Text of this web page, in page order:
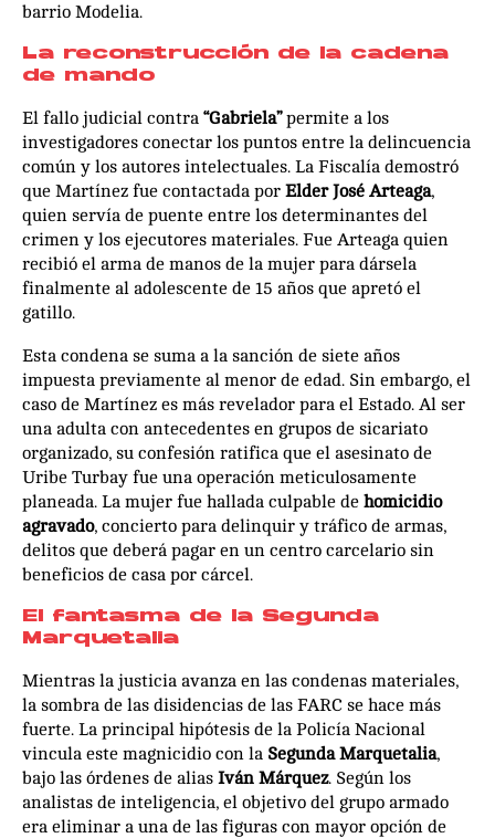
barrio Modelia.
La reconstrucción de la cadena
de mando
El fallo judicial contra “Gabriela”permite a los
investigadores conectar los puntos entre la delincuencia
común y los autores intelectuales. La Fiscalía demostró
que Martínez fue contactada por Elder José Arteaga,
quien servía de puente entre los determinantes del
crimen y los ejecutores materiales. Fue Arteaga quien
recibió el arma de manos de la mujer para dársela
finalmente al adolescente de 15 años que apretó el
gatillo.
Esta condena se suma a la sanción de siete años
impuesta previamente al menor de edad. Sin embargo, el
caso de Martínez es más revelador para el Estado. Al ser
una adulta con antecedentes en grupos de sicariato
organizado, su confesión ratifica que el asesinato de
Uribe Turbay fue una operación meticulosamente
planeada. La mujer fue hallada culpable de homicidio
agravado, concierto para delinquir y tráfico de armas,
delitos que deberá pagar en un centro carcelario sin
beneficios de casa por cárcel.
El fantasma de la Segunda
Marquetalia
Mientras la justicia avanza en las condenas materiales,
la sombra de las disidencias de las FARC se hace más
fuerte. La principal hipótesis de la Policía Nacional
vincula este magnicidio con la Segunda Marquetalia,
bajo las órdenes de alias Iván Márquez. Según los
analistas de inteligencia, el objetivo del grupo armado
era eliminar a una de las figuras con mayor opción de